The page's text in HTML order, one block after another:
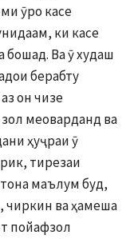
ӯро касе
ки касе
Ва ӯ худаш
берабту
он чизе
меоварданд ва
ҳуҷраи ӯ
тирезаи
маълум буд,
чиркин ва ҳамеша
пойафзол